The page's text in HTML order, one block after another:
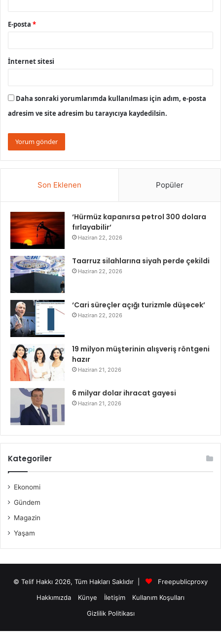
E-posta *
İnternet sitesi
Daha sonraki yorumlarımda kullanılması için adım, e-posta
adresim ve site adresim bu tarayıcıya kaydedilsin.
Son Eklenen Popüler
‘Hürmüz kapanırsa petrol 300 dolara
fırlayabilir’
Haziran 22, 2026
Taarruz silahlarına siyah perde çekildi
Haziran 22, 2026
‘Cari süreçler açığı turizmle düşecek’
Haziran 22, 2026
19 milyon müşterinin alışveriş röntgeni
hazır
Haziran 21, 2026
6 milyar dolar ihracat gayesi
Haziran 21, 2026
Kategoriler
Ekonomi
Gündem
Magazin
Yaşam
© Telif Hakkı 2026, Tüm Hakları Saklıdır |
Freepublicproxy
Hakkımızda
Künye İletişim
Kullanım Koşulları
Gizlilik Politikası